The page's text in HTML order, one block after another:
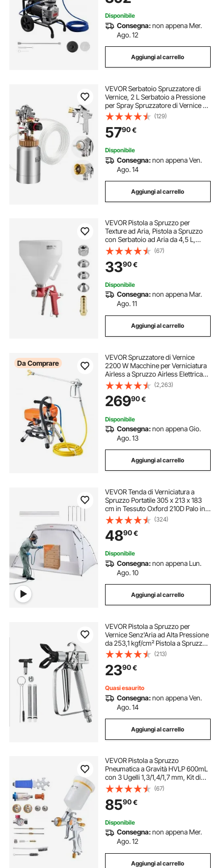
per Parete
Disponibile
Consegna:non appena Mer.
Ago. 12
Aggiungi al carrello
VEVOR Serbatoio Spruzzatore di
Vernice, 2 L Serbatoio a Pressione
per Spray Spruzzatore di Vernice a
Spruzzo Pneumatica Centrale con
Due Tubi per Mobili, Auto, 3
Comandi Regolabili
(129)
5790€
Disponibile
Consegna:non appena Ven.
Ago. 14
Aggiungi al carrello
VEVOR Pistola a Spruzzo per
Texture ad Aria, Pistola a Spruzzo
con Serbatoio ad Aria da 4,5 L,
Spruzzatore Professionale per
Verniciatura di Texture per
Cartongesso con 3 Ugelli (3,5 mm,
6 mm, 8 mm)
(67)
3390€
Disponibile
Consegna:non appena Mar.
Ago. 11
Aggiungi al carrello
Da Comprare
VEVOR Spruzzatore di Vernice
2200 W Macchine per Verniciatura
Airless a Spruzzo Airless Elettrica
da 2 L/min, Macchina a Spruzzo per
Vernice con Tubo da 9 m per Pareti,
Mobili, Esterni, Interni
(2,263)
26990€
Disponibile
Consegna:non appena Gio.
Ago. 13
Aggiungi al carrello
VEVOR Tenda di Verniciatura a
Spruzzo Portatile 305 x 213 x 183
cm in Tessuto Oxford 210D Palo in
Fibra di Vetro Finestrina di
Ventilazione 40 x 40 cm, Tenda per
Vernice Spray Pop-up Fai-da-te 2,8
kg
(324)
4890€
Disponibile
Consegna:non appena Lun.
Ago. 10
Aggiungi al carrello
VEVOR Pistola a Spruzzo per
Vernice Senz'Aria ad Alta Pressione
da 253,1 kgf/cm² Pistola a Spruzzo
per Vernice Senz'Aria con Ugello
517, Kit Pistola a Spruzzo Senz'Aria
con Giunto Girevole con Filtri
(213)
2390€
Quasi esaurito
Consegna:non appena Ven.
Ago. 14
Aggiungi al carrello
VEVOR Pistola a Spruzzo
Pneumatica a Gravità HVLP 600mL
con 3 Ugelli 1,3/1,4/1,7 mm, Kit di
Spruzzatore ad Aria Compressa,
Pistola per Verniciatura Pneumatica
HVLP per Auto, Pareti
(67)
8590€
Disponibile
Consegna:non appena Mer.
Ago. 12
Aggiungi al carrello